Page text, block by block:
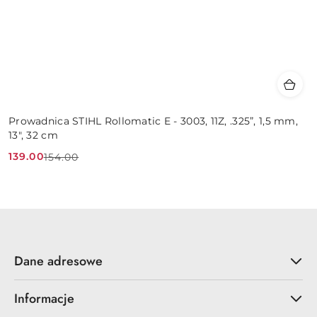
Prowadnica STIHL Rollomatic E - 3003, 11Z, .325”, 1,5 mm,
13", 32 cm
Cena
139.00
Cena
154.00
Dane adresowe
Informacje